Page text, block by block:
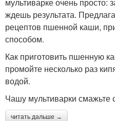
ждешь результата.
рецептов пшенной каши,
способом.
Как приготовить пшенную
промойте несколько раз
водой.
Чашу мультиварки
читать дальше →